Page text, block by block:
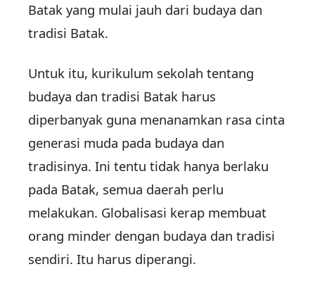
Batak yang mulai jauh dari budaya dan
tradisi Batak.
Untuk itu, kurikulum sekolah tentang
budaya dan tradisi Batak harus
diperbanyak guna menanamkan rasa cinta
generasi muda pada budaya dan
tradisinya. Ini tentu tidak hanya berlaku
pada Batak, semua daerah perlu
melakukan. Globalisasi kerap membuat
orang minder dengan budaya dan tradisi
sendiri. Itu harus diperangi.